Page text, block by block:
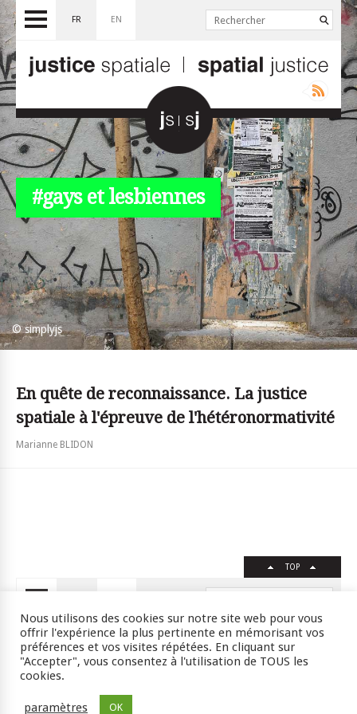
© simplyjs
FR EN
#gays et lesbiennes
En quête de reconnaissance. La justice
spatiale à l'épreuve de l'hétéronormativité
Marianne BLIDON
TOP
Crédits RSS Plan du site
ISSN : 2105-0392 l © 2009 JSSJ
Nous utilisons des cookies sur notre site web pour vous
offrir l'expérience la plus pertinente en mémorisant vos
préférences et vos visites répétées. En cliquant sur
"Accepter", vous consentez à l'utilisation de TOUS les
cookies.
paramètres OK